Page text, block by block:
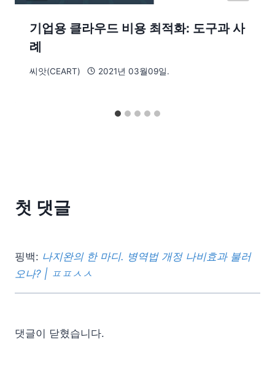
기업용 클라우드 비용 최적화: 도구과 사
례
씨앗(CEART) 2021년 03월09일.
첫 댓글
핑백: 나지완의 한 마디. 병역법 개정 나비효과 불러
오나? | ㅍㅍㅅㅅ
댓글이 닫혔습니다.